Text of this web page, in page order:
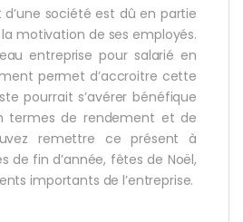
société est dû en partie
motivation de ses employés.
entreprise pour salarié en
permet d’accroitre cette
pourrait s’avérer bénéfique
termes de rendement et de
remettre ce présent à
de fin d’année, fêtes de Noël,
importants de l’entreprise.